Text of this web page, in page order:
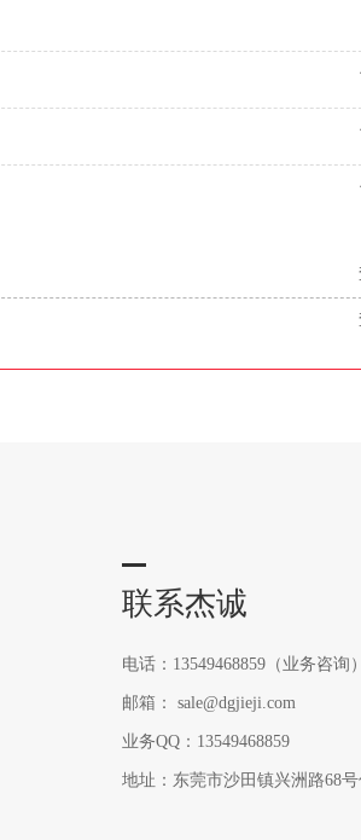
联系杰诚
电话：13549468859（业务咨询
邮箱： sale@dgjieji.com
业务QQ：13549468859
地址：东莞市沙田镇兴洲路68